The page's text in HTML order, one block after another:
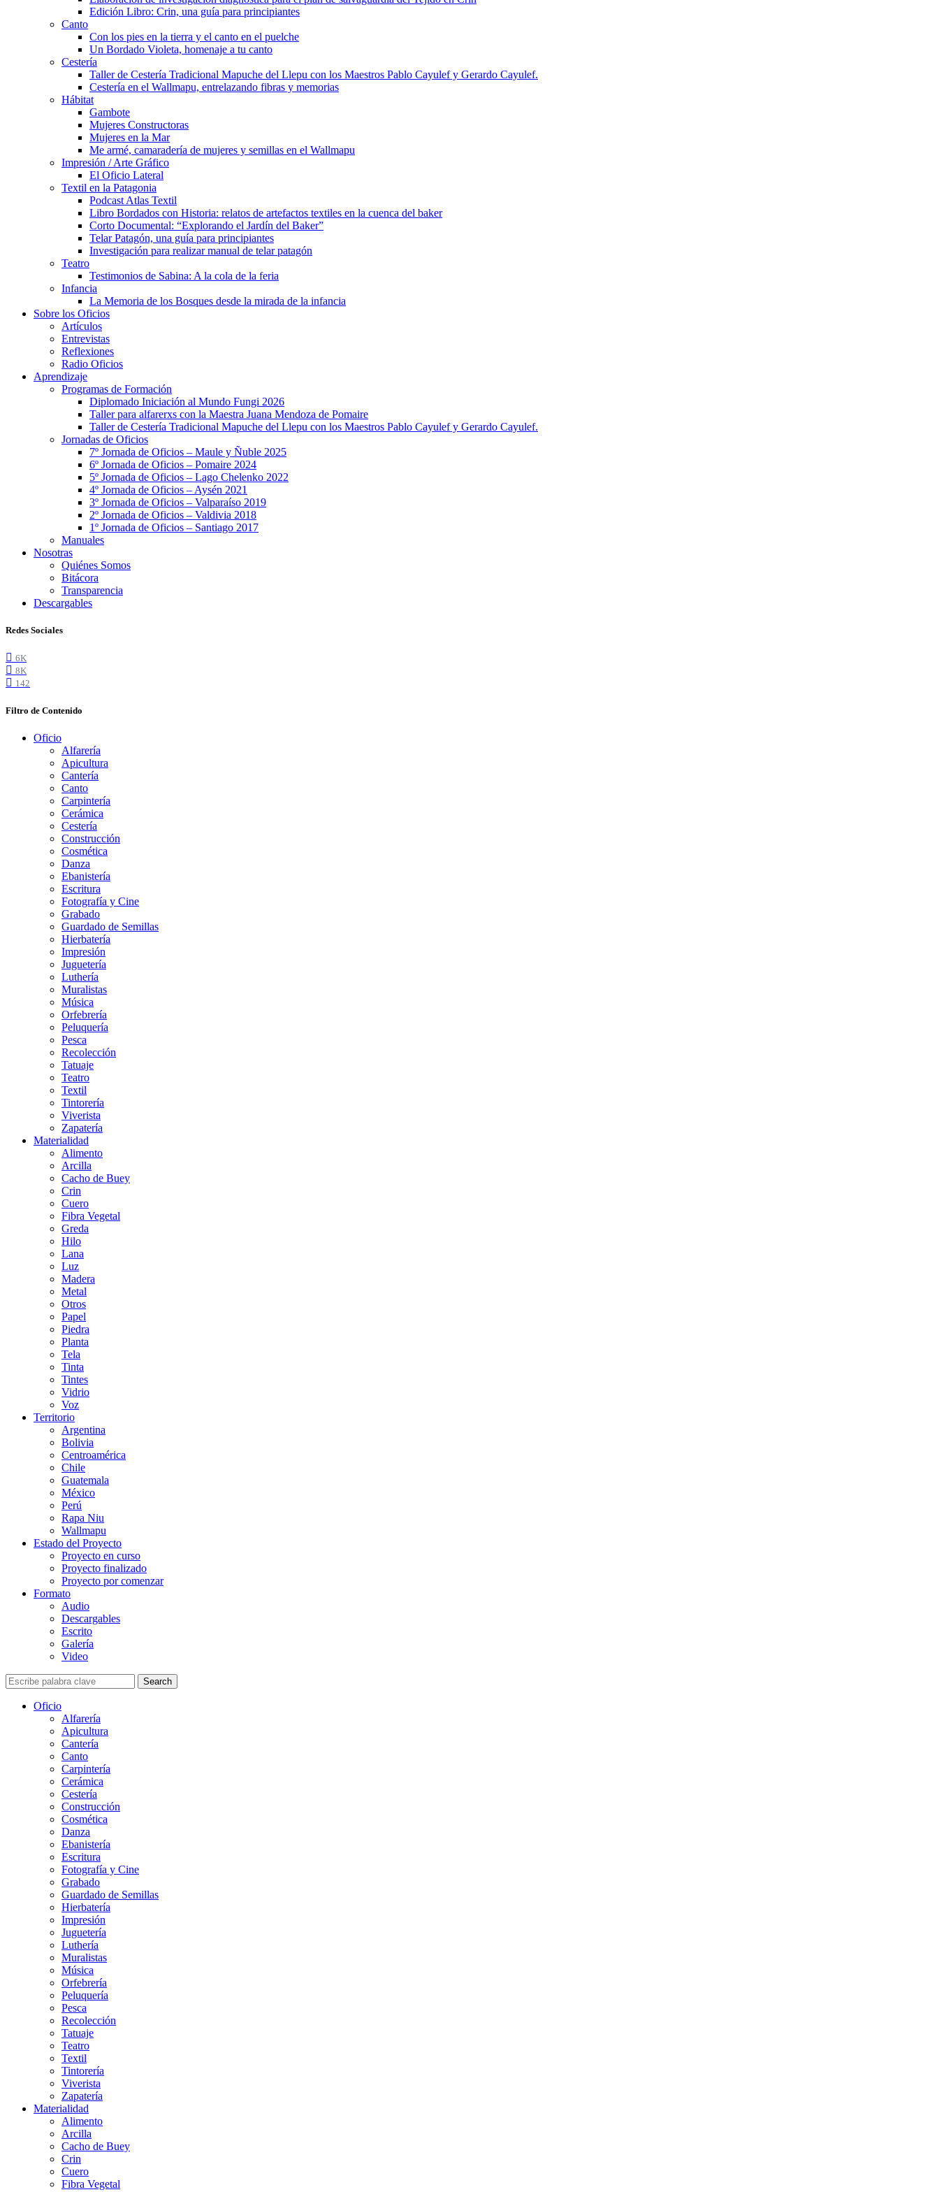
Edición Libro: Crin, una guía para principiantes
Canto
Con los pies en la tierra y el canto en el puelche
Un Bordado Violeta, homenaje a tu canto
Cestería
Taller de Cestería Tradicional Mapuche del Llepu con los Maestros Pablo Cayulef y Gerardo Cayulef.
Cestería en el Wallmapu, entrelazando fibras y memorias
Hábitat
Gambote
Mujeres Constructoras
Mujeres en la Mar
Me armé, camaradería de mujeres y semillas en el Wallmapu
Impresión / Arte Gráfico
El Oficio Lateral
Textil en la Patagonia
Podcast Atlas Textil
Libro Bordados con Historia: relatos de artefactos textiles en la cuenca del baker
Corto Documental: “Explorando el Jardín del Baker”
Telar Patagón, una guía para principiantes
Investigación para realizar manual de telar patagón
Teatro
Testimonios de Sabina: A la cola de la feria
Infancia
La Memoria de los Bosques desde la mirada de la infancia
Sobre los Oficios
Artículos
Entrevistas
Reflexiones
Radio Oficios
Aprendizaje
Programas de Formación
Diplomado Iniciación al Mundo Fungi 2026
Taller para alfarerxs con la Maestra Juana Mendoza de Pomaire
Taller de Cestería Tradicional Mapuche del Llepu con los Maestros Pablo Cayulef y Gerardo Cayulef.
Jornadas de Oficios
7º Jornada de Oficios – Maule y Ñuble 2025
6º Jornada de Oficios – Pomaire 2024
5º Jornada de Oficios – Lago Chelenko 2022
4º Jornada de Oficios – Aysén 2021
3º Jornada de Oficios – Valparaíso 2019
2º Jornada de Oficios – Valdivia 2018
1º Jornada de Oficios – Santiago 2017
Manuales
Nosotras
Quiénes Somos
Bitácora
Transparencia
Descargables
Redes Sociales
6K
8K
142
Filtro de Contenido
Oficio
Alfarería
Apicultura
Cantería
Canto
Carpintería
Cerámica
Cestería
Construcción
Cosmética
Danza
Ebanistería
Escritura
Fotografía y Cine
Grabado
Guardado de Semillas
Hierbatería
Impresión
Juguetería
Luthería
Muralistas
Música
Orfebrería
Peluquería
Pesca
Recolección
Tatuaje
Teatro
Textil
Tintorería
Viverista
Zapatería
Materialidad
Alimento
Arcilla
Cacho de Buey
Crin
Cuero
Fibra Vegetal
Greda
Hilo
Lana
Luz
Madera
Metal
Otros
Papel
Piedra
Planta
Tela
Tinta
Tintes
Vidrio
Voz
Territorio
Argentina
Bolivia
Centroamérica
Chile
Guatemala
México
Perú
Rapa Niu
Wallmapu
Estado del Proyecto
Proyecto en curso
Proyecto finalizado
Proyecto por comenzar
Formato
Audio
Descargables
Escrito
Galería
Video
Search
Oficio
Alfarería
Apicultura
Cantería
Canto
Carpintería
Cerámica
Cestería
Construcción
Cosmética
Danza
Ebanistería
Escritura
Fotografía y Cine
Grabado
Guardado de Semillas
Hierbatería
Impresión
Juguetería
Luthería
Muralistas
Música
Orfebrería
Peluquería
Pesca
Recolección
Tatuaje
Teatro
Textil
Tintorería
Viverista
Zapatería
Materialidad
Alimento
Arcilla
Cacho de Buey
Crin
Cuero
Fibra Vegetal